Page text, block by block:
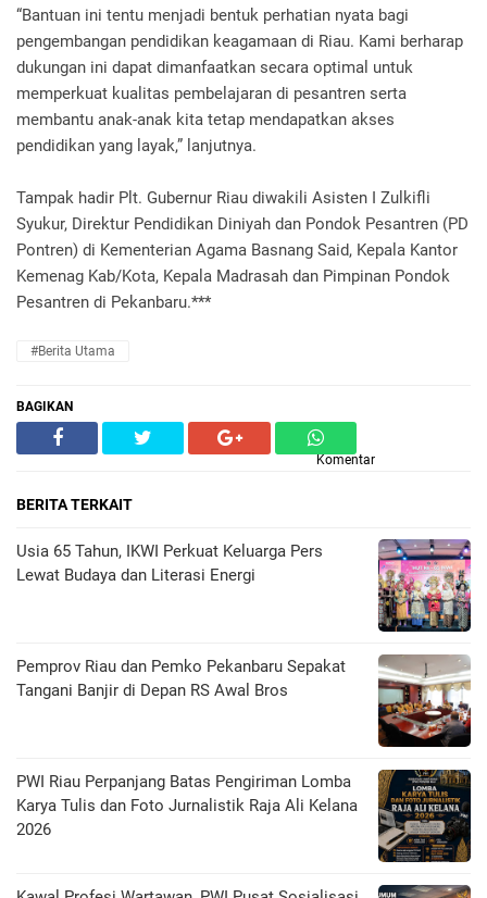
“Bantuan ini tentu menjadi bentuk perhatian nyata bagi
pengembangan pendidikan keagamaan di Riau. Kami berharap
dukungan ini dapat dimanfaatkan secara optimal untuk
memperkuat kualitas pembelajaran di pesantren serta
membantu anak-anak kita tetap mendapatkan akses
pendidikan yang layak,” lanjutnya.
Tampak hadir Plt. Gubernur Riau diwakili Asisten I Zulkifli
Syukur, Direktur Pendidikan Diniyah dan Pondok Pesantren (PD
Pontren) di Kementerian Agama Basnang Said, Kepala Kantor
Kemenag Kab/Kota, Kepala Madrasah dan Pimpinan Pondok
Pesantren di Pekanbaru.***
#Berita Utama
BAGIKAN
Komentar
BERITA TERKAIT
Usia 65 Tahun, IKWI Perkuat Keluarga Pers
Lewat Budaya dan Literasi Energi
Pemprov Riau dan Pemko Pekanbaru Sepakat
Tangani Banjir di Depan RS Awal Bros
PWI Riau Perpanjang Batas Pengiriman Lomba
Karya Tulis dan Foto Jurnalistik Raja Ali Kelana
2026